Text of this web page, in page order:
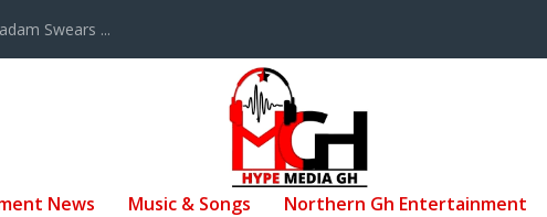
Swears ...
News Music & Songs Northern Gh Entertainment